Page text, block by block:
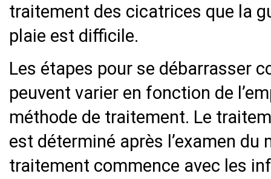
traitement des cicatrices que la
plaie est difficile.
Les étapes pour se débarrasser
peuvent varier en fonction de
méthode de traitement. Le
est déterminé après l’examen du
traitement commence avec les